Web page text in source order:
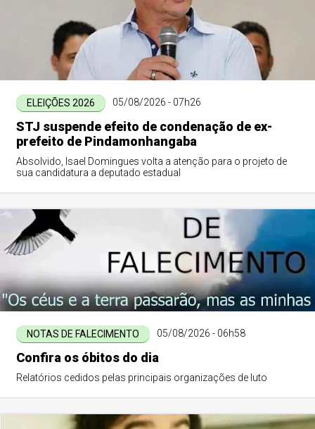
ELEIÇÕES 2026 05/08/2026 - 07h26
STJ suspende efeito de condenação de ex-
prefeito de Pindamonhangaba
Absolvido, Isael Domingues volta a atenção para o projeto de
sua candidatura a deputado estadual
NOTAS DE FALECIMENTO 05/08/2026 - 06h58
Confira os óbitos do dia
Relatórios cedidos pelas principais organizações de luto